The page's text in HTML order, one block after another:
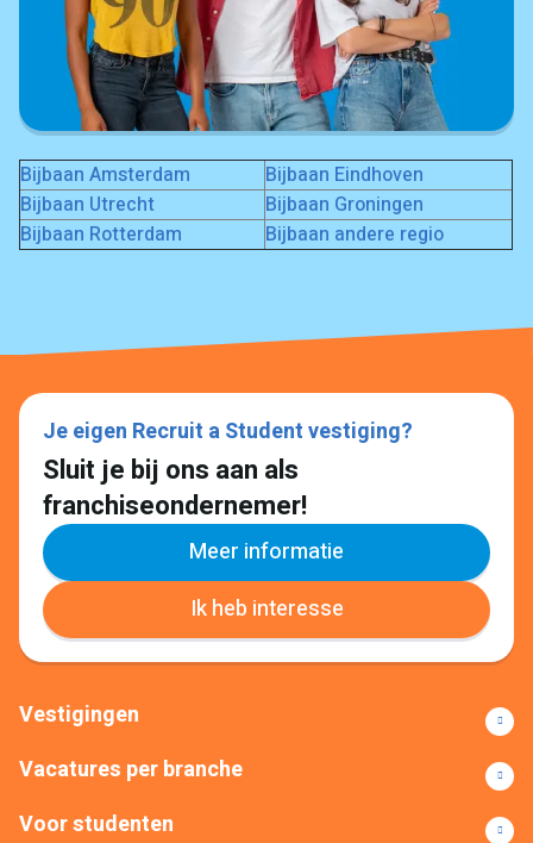
Bijbaan Amsterdam
Bijbaan Eindhoven
Bijbaan Utrecht
Bijbaan Groningen
Bijbaan Rotterdam
Bijbaan andere regio
Je eigen Recruit a Student vestiging?
Sluit je bij ons aan als
franchiseondernemer!
Meer informatie
Ik heb interesse
Vestigingen
Vacatures per branche
Voor studenten